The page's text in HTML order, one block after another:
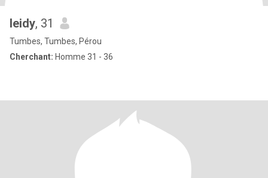
leidy, 31
Tumbes, Tumbes, Pérou
Cherchant: Homme 31 - 36